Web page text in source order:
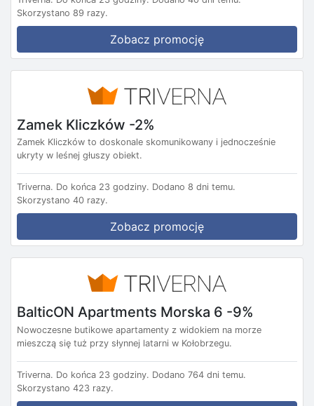
Skorzystano 89 razy.
Zobacz promocję
Zamek Kliczków -2%
Zamek Kliczków to doskonale skomunikowany i jednocześnie
ukryty w leśnej głuszy obiekt.
Triverna. Do końca 23 godziny. Dodano 8 dni temu.
Skorzystano 40 razy.
Zobacz promocję
BalticON Apartments Morska 6 -9%
Nowoczesne butikowe apartamenty z widokiem na morze
mieszczą się tuż przy słynnej latarni w Kołobrzegu.
Triverna. Do końca 23 godziny. Dodano 764 dni temu.
Skorzystano 423 razy.